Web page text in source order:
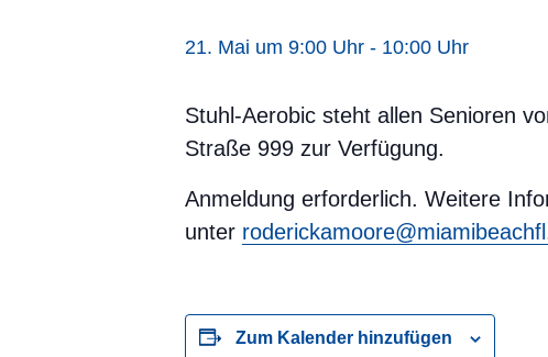
21. Mai um 9:00 Uhr - 10:00 Uhr
Stuhl-Aerobic steht allen Senioren
Straße 999 zur Verfügung.
Anmeldung erforderlich. Weitere
unter
Zum Kalender hinzufügen